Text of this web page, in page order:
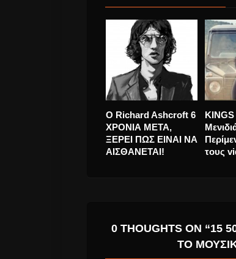
Monsieur Minimal
“Release Me” νέο
Άλμπουμ.
Η LP
σε
0 THOUGHTS ON
ΤΟ